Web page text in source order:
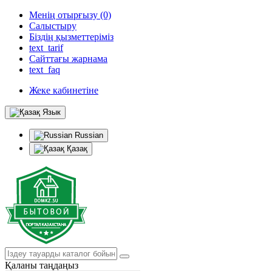
Менің отырғызу (0)
Салыстыру
Біздің қызметтеріміз
text_tarif
Сайттағы жарнама
text_faq
Жеке кабинетіне
Язык
Russian
Қазақ
Қаланы таңдаңыз